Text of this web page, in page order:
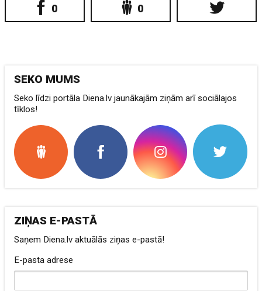
0 0
SEKO MUMS
Seko līdzi portāla Diena.lv jaunākajām ziņām arī sociālajos
tīklos!
ZIŅAS E-PASTĀ
Saņem Diena.lv aktuālās ziņas e-pastā!
E-pasta adrese